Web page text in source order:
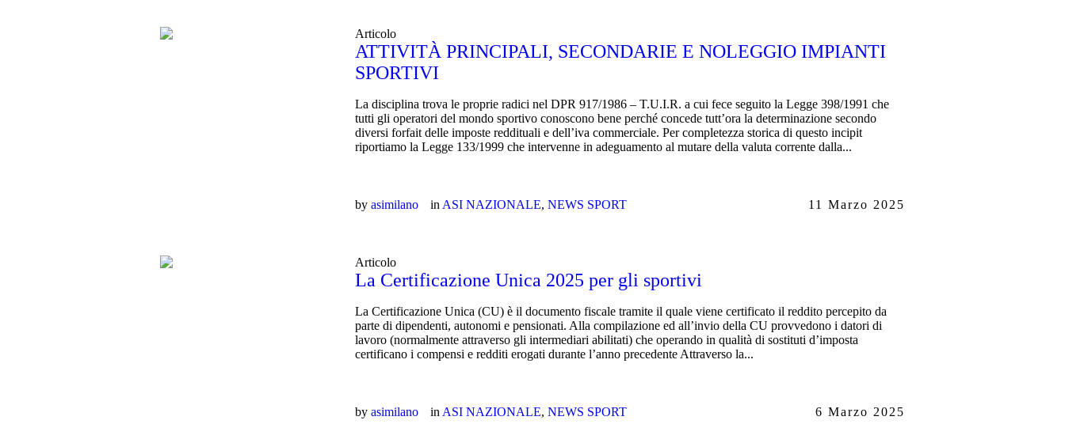
Articolo
ATTIVITÀ PRINCIPALI, SECONDARIE E NOLEGGIO IMPIANTI
SPORTIVI
La disciplina trova le proprie radici nel DPR 917/1986 – T.U.I.R. a cui fece seguito la Legge 398/1991 che
tutti gli operatori del mondo sportivo conoscono bene perché concede tutt’ora la determinazione secondo
diversi forfait delle imposte reddituali e dell’iva commerciale. Per completezza storica di questo incipit
riportiamo la Legge 133/1999 che intervenne in adeguamento al mutare della valuta corrente dalla...
byasimilano in ASI NAZIONALE,NEWS SPORT 11 Marzo 2025
Articolo
La Certificazione Unica 2025 per gli sportivi
La Certificazione Unica (CU) è il documento fiscale tramite il quale viene certificato il reddito percepito da
parte di dipendenti, autonomi e pensionati. Alla compilazione ed all’invio della CU provvedono i datori di
lavoro (normalmente attraverso gli intermediari abilitati) che operando in qualità di sostituti d’imposta
certificano i compensi e redditi erogati durante l’anno precedente Attraverso la...
byasimilano in ASI NAZIONALE,NEWS SPORT 6 Marzo 2025